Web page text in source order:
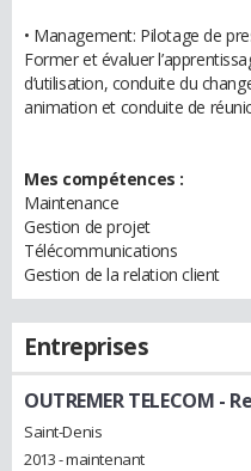
• Management: Pilotage de
Former et évaluer
d’utilisation, conduite du
animation et conduite de
Mes compétences :
Maintenance
Gestion de projet
Télécommunications
Gestion de la relation client
Entreprises
OUTREMER TELECOM -
Saint-Denis
2013 - maintenant